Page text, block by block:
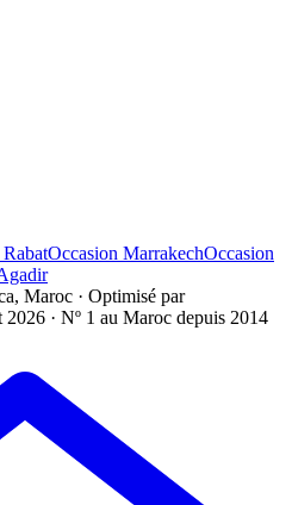
RabatOccasion MarrakechOccasion
Maroc · Optimisé par
2026 · Nº 1 au Maroc depuis 2014